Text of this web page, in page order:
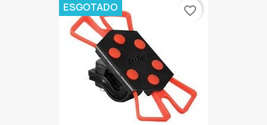
ESGOTADO favorite_border